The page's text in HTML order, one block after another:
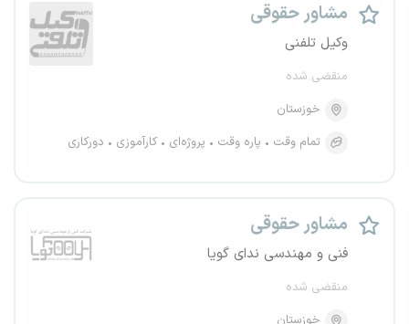
مشاور حقوقی
وکیل تلفنی
منقضی شده
خوزستان
تمام وقت
پاره وقت پروژه‌ای کارآموزی دورکاری
مشاور حقوقی
فنی و مهندسی ندای گویا
منقضی شده
خوزستان